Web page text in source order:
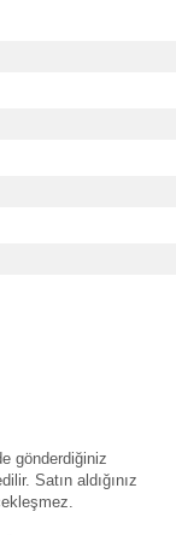
gönderdiğiniz
Satın aldığınız